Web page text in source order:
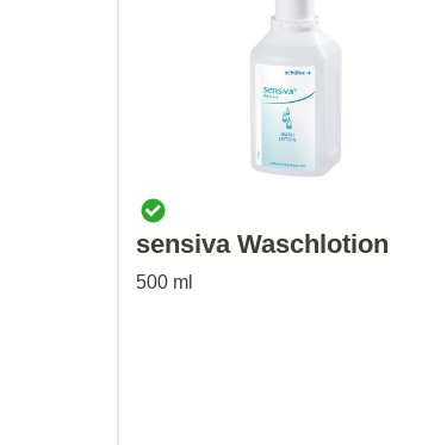
sensiva Waschlotion
500 ml